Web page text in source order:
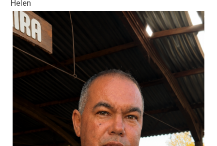
Helen